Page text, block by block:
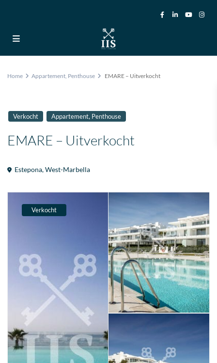
Home Appartement, Penthouse EMARE – Uitverkocht
Verkocht Appartement, Penthouse
EMARE – Uitverkocht
Estepona,West-Marbella
Verkocht